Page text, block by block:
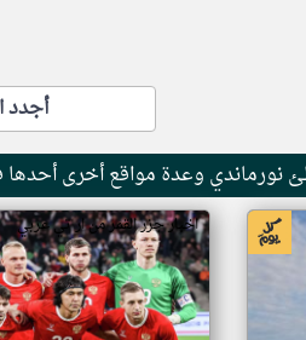
أجدد
نورماندي وعدة مواقع أخرى أحدها
اخبار جزر القمر من ار تي عربي